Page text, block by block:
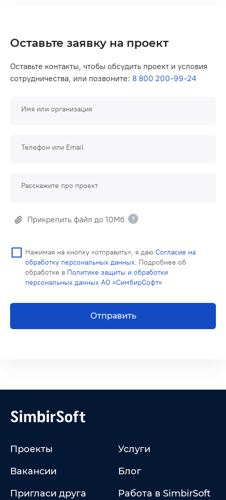
Оставьте заявку на проект
Оставьте контакты, чтобы обсудить проект и условия
сотрудничества, или позвоните: 8 800 200-99-24
Имя или организация
Телефон или Email
Расскажите про проект
Прикрепить файл до 10Мб
Нажимая на кнопку «отправить», я даю Согласие на
обработку персональных данных. Подробнее об
обработке в Политике защиты и обработки
персональных данных АО «СимбирСофт»
Отправить
Проекты
Услуги
Вакансии
Блог
Пригласи друга
Работа в SimbirSoft